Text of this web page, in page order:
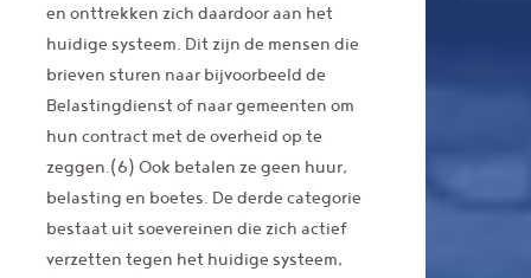
en onttrekken zich daardoor aan het
huidige systeem. Dit zijn de mensen die
brieven sturen naar bijvoorbeeld de
Belastingdienst of naar gemeenten om
hun contract met de overheid op te
zeggen.(6) Ook betalen ze geen huur,
belasting en boetes. De derde categorie
bestaat uit soevereinen die zich actief
verzetten tegen het huidige systeem,